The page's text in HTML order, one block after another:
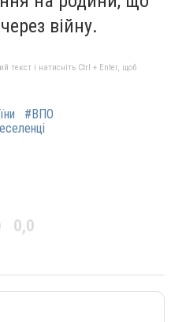
війну.
текст і натисніть Ctrl + Enter, щоб
#ВПО
0,0